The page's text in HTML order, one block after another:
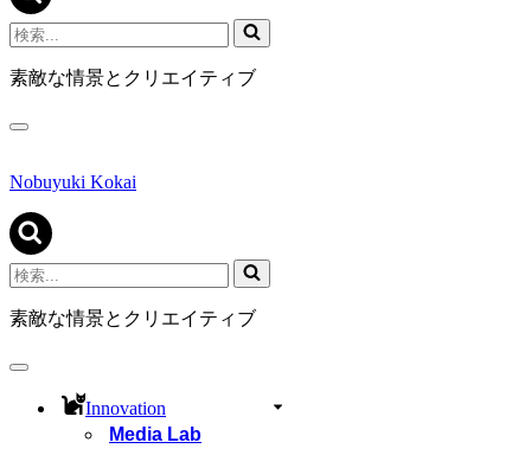
検
索...
素敵な情景とクリエイティブ
ナ
ゲ
シ
ョ
ン
メ
ニ
ュ
Nobuyuki Kokai
検
索...
素敵な情景とクリエイティブ
ナ
Innovation
Media Lab